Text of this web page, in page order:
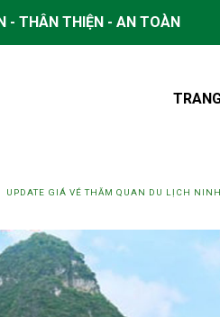
- THÂN THIỆN - AN TOÀN
UPDATE GIÁ VÉ THĂM QUAN DU LỊCH